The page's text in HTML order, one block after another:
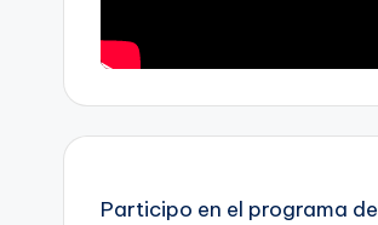
Participo en el programa de